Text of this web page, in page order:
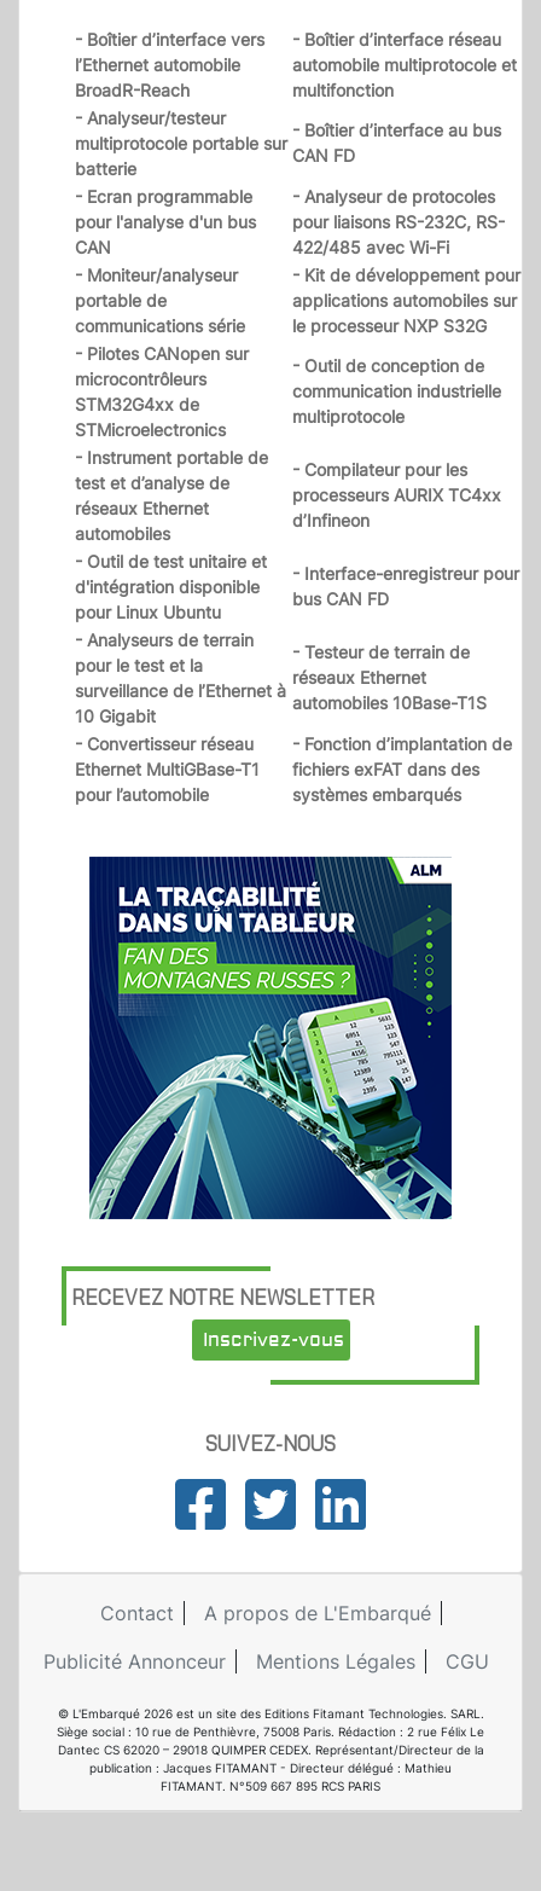
- Boîtier d’interface vers
l’Ethernet automobile
BroadR-Reach
- Boîtier d’interface réseau
automobile multiprotocole et
multifonction
- Analyseur/testeur
multiprotocole portable sur
batterie
- Boîtier d’interface au bus
CAN FD
- Ecran programmable
pour l'analyse d'un bus
CAN
- Analyseur de protocoles
pour liaisons RS-232C, RS-
422/485 avec Wi-Fi
- Moniteur/analyseur
portable de
communications série
- Kit de développement pour
applications automobiles sur
le processeur NXP S32G
- Pilotes CANopen sur
microcontrôleurs
STM32G4xx de
STMicroelectronics
- Outil de conception de
communication industrielle
multiprotocole
- Instrument portable de
test et d’analyse de
réseaux Ethernet
automobiles
- Compilateur pour les
processeurs AURIX TC4xx
d’Infineon
- Outil de test unitaire et
d'intégration disponible
pour Linux Ubuntu
- Interface-enregistreur pour
bus CAN FD
- Analyseurs de terrain
pour le test et la
surveillance de l’Ethernet à
10 Gigabit
- Testeur de terrain de
réseaux Ethernet
automobiles 10Base-T1S
- Convertisseur réseau
Ethernet MultiGBase-T1
pour l’automobile
- Fonction d’implantation de
fichiers exFAT dans des
systèmes embarqués
RECEVEZ NOTRE NEWSLETTER
Inscrivez-vous
SUIVEZ-NOUS
Contact
A propos de L'Embarqué
Publicité Annonceur
Mentions Légales CGU
© L'Embarqué 2026 est un site des Editions Fitamant Technologies. SARL.
Siège social : 10 rue de Penthièvre, 75008 Paris. Rédaction : 2 rue Félix Le
Dantec CS 62020 – 29018 QUIMPER CEDEX. Représentant/Directeur de la
publication : Jacques FITAMANT - Directeur délégué : Mathieu
FITAMANT. N°509 667 895 RCS PARIS